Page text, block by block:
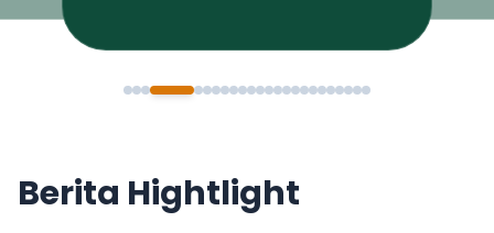
Berita Hightlight